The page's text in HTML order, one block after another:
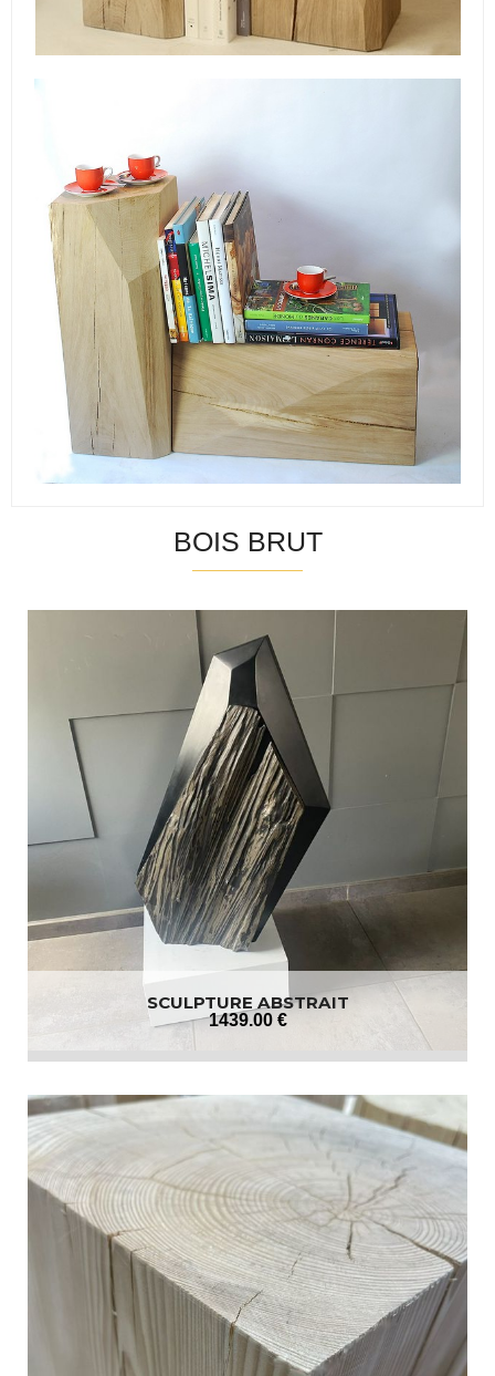
BOIS BRUT
SCULPTURE ABSTRAIT
1439.00 €